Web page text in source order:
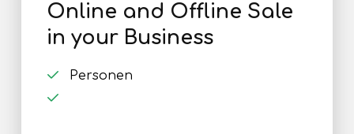
Online and Offline Sale
in your Business
Personen